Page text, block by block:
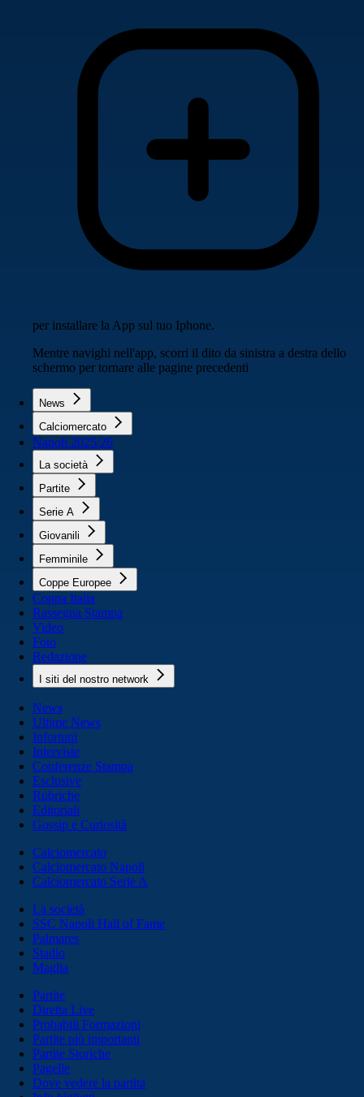
per installare la App sul tuo Iphone.
Mentre navighi nell'app, scorri il dito da sinistra a destra dello
schermo per tornare alle pagine precedenti
News
Calciomercato
Napoli 2025/26
La società
Partite
Serie A
Giovanili
Femminile
Coppe Europee
Coppa Italia
Rassegna Stampa
Video
Foto
Redazione
I siti del nostro network
News
Ultime News
Infortuni
Interviste
Conferenze Stampa
Esclusive
Rubriche
Editoriali
Gossip e Curiosità
Calciomercato
Calciomercato Napoli
Calciomercato Serie A
La società
SSC Napoli Hall of Fame
Palmares
Stadio
Maglia
Partite
Diretta Live
Probabili Formazioni
Partite più importanti
Partite Storiche
Pagelle
Dove vedere la partita